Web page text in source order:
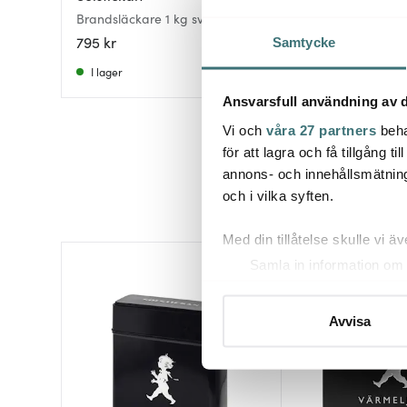
Samtycke
Ansvarsfull användning av
Vi och våra 27 partners
för att lagra och få tillgång
annons- och
och i vilka syften.
Med din tillåtelse skulle vi
Samla in information
eller dra tillbaka ditt
Vi använder cookies för att
att vi kan analysera vår
Avvisa
Brandsläckare 1 kg svart
795 kr
I lager
1499 kr
I lager